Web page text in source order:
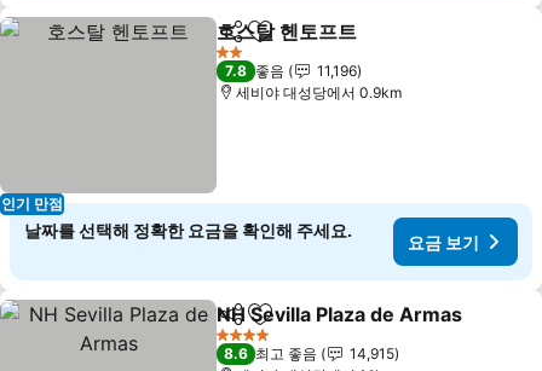
인기 만점
공유 즐겨찾기에 추가
호스탈 헨토프트
2 성급
7.8 좋음
11,196
세비야 대성당에서 0.9km
날짜를 선택해 정확한 요금을 확인해 주세요.
요금 보기
공유 즐겨찾기에 추가
NH Sevilla Plaza de Armas
4 성급
8.6 최고 좋음
14,915